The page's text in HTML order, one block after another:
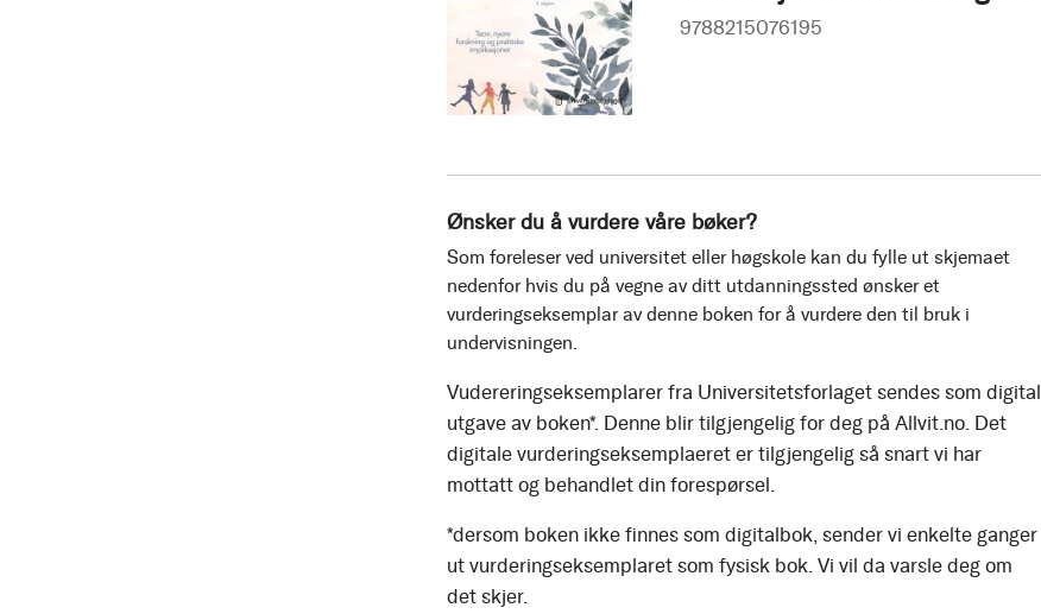
9788215076195
Ønsker du å vurdere våre bøker?
Som foreleser ved universitet eller høgskole kan du fylle ut skjemaet
nedenfor hvis du på vegne av ditt utdanningssted ønsker et
vurderingseksemplar av denne boken for å vurdere den til bruk i
undervisningen.
Vudereringseksemplarer fra Universitetsforlaget sendes som digital
utgave av boken*. Denne blir tilgjengelig for deg på Allvit.no. Det
digitale vurderingseksemplaeret er tilgjengelig så snart vi har
mottatt og behandlet din forespørsel.
*dersom boken ikke finnes som digitalbok, sender vi enkelte ganger
ut vurderingseksemplaret som fysisk bok. Vi vil da varsle deg om
det skjer.